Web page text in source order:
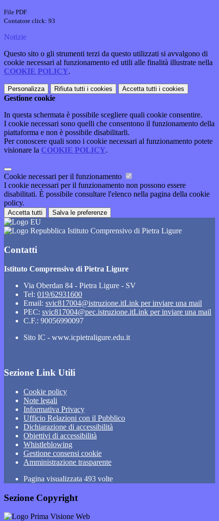
File PDF
Contatore click: 93
Notizie
Questo sito o gli strumenti terzi da questo utilizzati si avvalgono di
cookie necessari al funzionamento ed utili alle finalità illustrate nella
COOKIE POLICY.
Personalizza Rifiuta tutti i cookies Accetta tutti i cookies
Gestione cookie
In questa schermata è possibile scegliere quali cookie consentire.
I cookie necessari sono quelli che consentono il funzionamento della
piattaforma e non è possibile disabilitarli.
Per conoscere quali sono i cookie necessari al funzionamento potete
visionare la COOKIE POLICY.
Cookie necessari per il funzionamento
I cookie necessari per il funzionamento non possono essere
disabilitati. È possibile consultare l'elenco nella pagina della cookie
policy.
Accetta tutti Salva le preferenze
Istituto Comprensivo di Pietra Ligure
Contatti
Istituto Comprensivo di Pietra Ligure
Via Oberdan 84 - Pietra Ligure - SV
Tel: 019/62931600
Email: svic817004@istruzione.itLink per inviare una mail
PEC: svic817004@pec.istruzione.itLink per inviare una mail
C.F.: 90056990097
Sito IC - www.icpietraligure.edu.it
Sezione Link Utili
Cookie policy
Note legali
Informativa Privacy
Ufficio Relazioni con il Pubblico
Dichiarazione di accessibilità
Obiettivi di accessibilità
Whistleblowing
Gestione consensi cookie
Amministrazione trasparente
Pagina visualizzata 493 volte
Sezione Copyright